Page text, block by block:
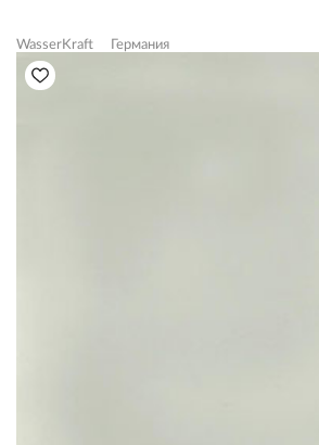
WasserKraft Германия